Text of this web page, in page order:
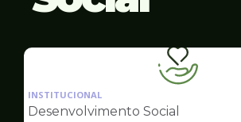
Ilustração
da
pagina
INSTITUCIONAL
Desenvolvimento Social